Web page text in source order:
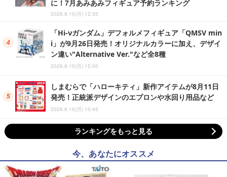
に！7月あみあみフィギュア予約ランキング
2026.8.10(月) 12:35
「Hi-νガンダム」デフォルメフィギュア「QMSV min
i」が9月26日発売！オリジナルカラーに加え、デザイ
ン違い"Alternative Ver."など全8種
2026.8.10(月) 15:00
しまむらで「ハローキティ」新作アイテムが8月11日
発売！正統派デザインのエプロンや水回り用品など
2026.8.10(月) 10:45
ランキングをもっと見る
今、あなたにオススメ